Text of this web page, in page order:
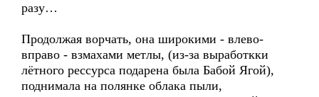
разу…
Продолжая ворчать, она широкими - влево-
вправо - взмахами метлы, (из-за выработкки
лётного рессурса подарена была Бабой Ягой),
поднимала на полянке облака пыли,